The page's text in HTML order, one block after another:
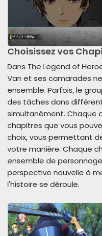
Choisissez vos
Dans The Legend of
Van et ses camarades
ensemble. Parfois, le
des tâches dans
simultanément. Chaque
chapitres que vous
choix, vous permettant
votre manière. Chaque
ensemble de
perspective nouvelle à
l'histoire se déroule.